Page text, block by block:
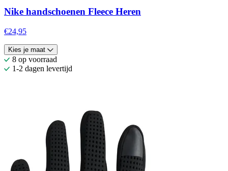
Nike handschoenen Fleece Heren
€24,95
Kies je maat
8 op voorraad
1-2 dagen levertijd